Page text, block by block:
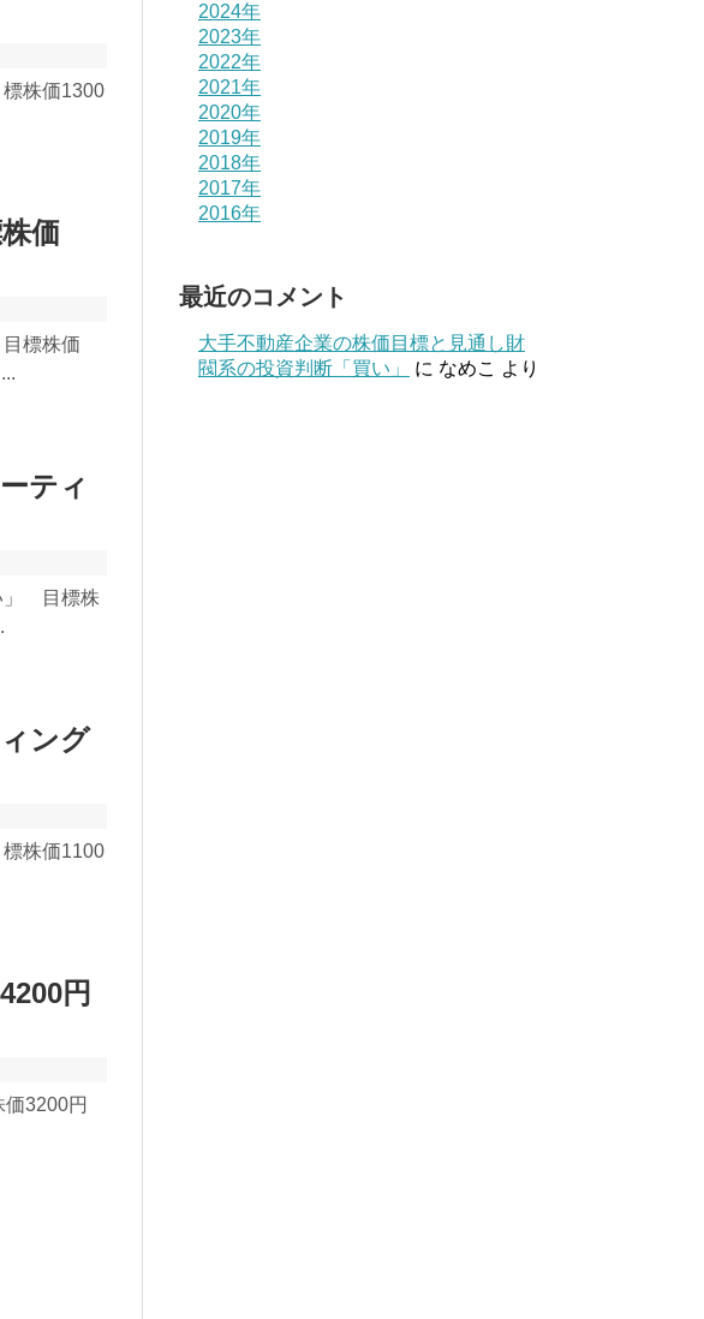
株価1300
価
標株価
ティ
」 目標株
ング
株価1100
円
3200円
2024年
2023年
2022年
2021年
2020年
2019年
2018年
2017年
2016年
最近のコメント
大手不動産企業の株価目標と見通し財
閥系の投資判断「買い」
に なめこ より